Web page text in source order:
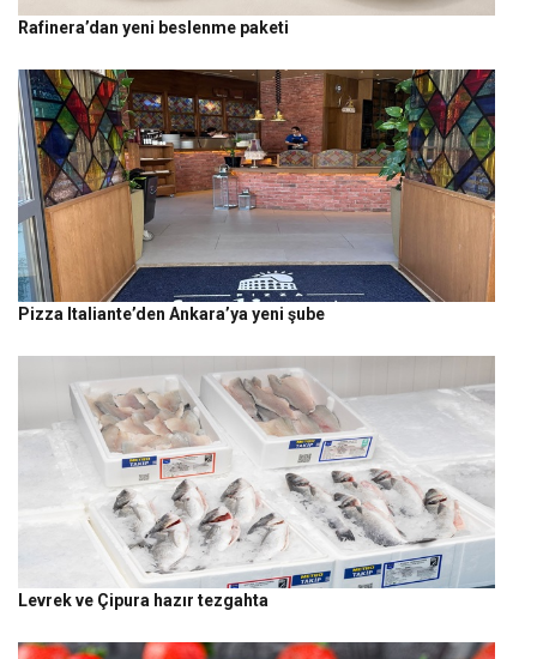
Rafinera’dan yeni beslenme paketi
Pizza Italiante’den Ankara’ya yeni şube
Levrek ve Çipura hazır tezgahta